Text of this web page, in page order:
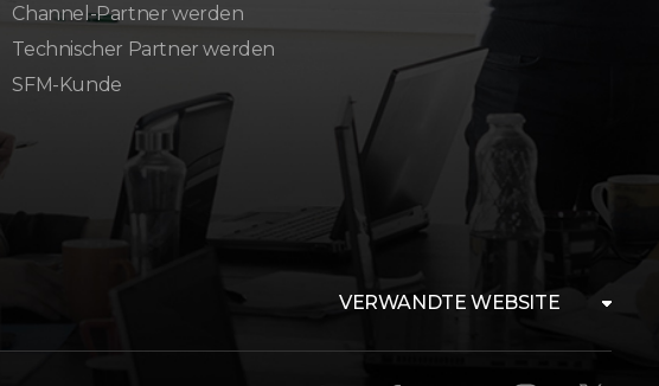
Channel-Partner werden
Technischer Partner werden
SFM-Kunde
VERWANDTE WEBSITE